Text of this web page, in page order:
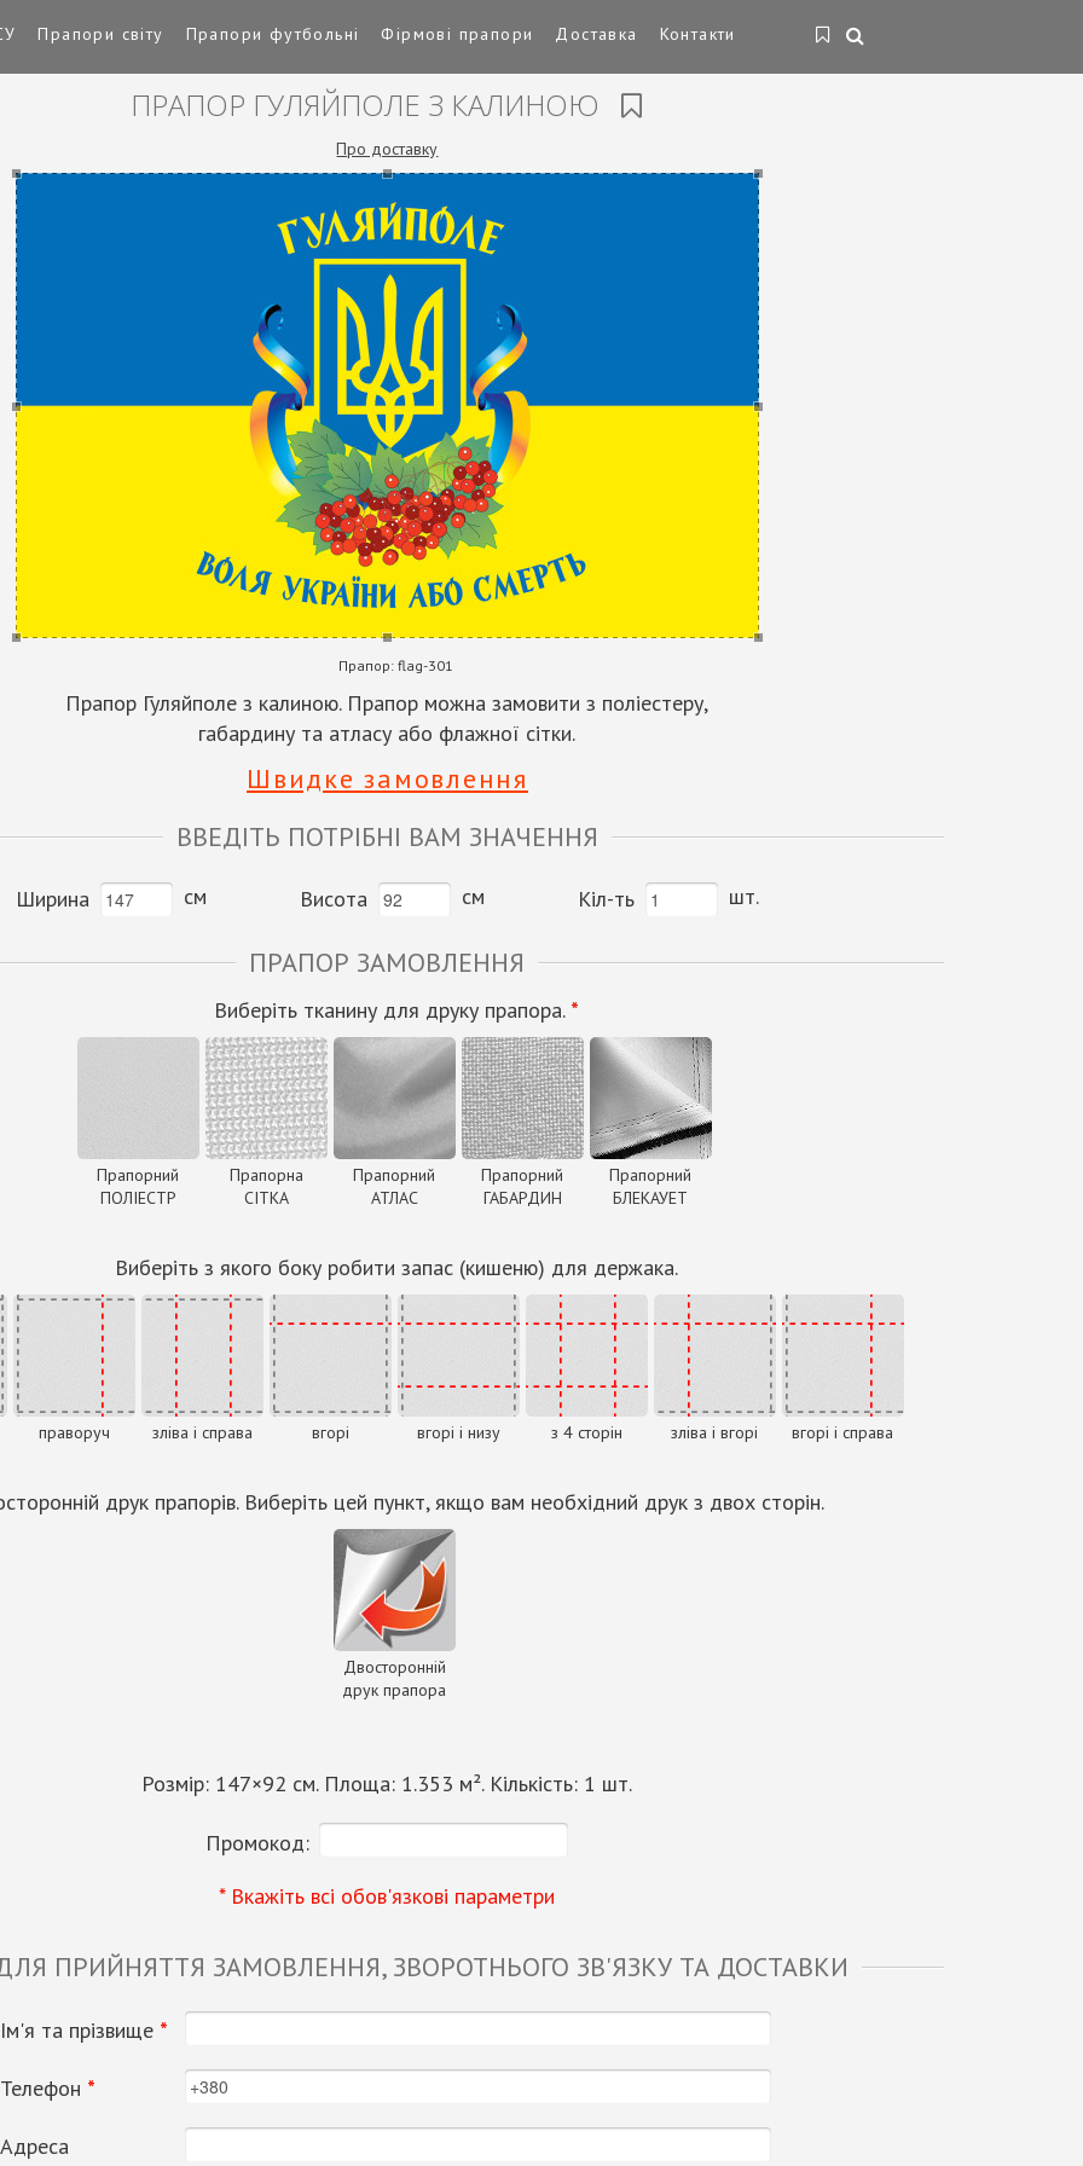
Прапори світу Прапори футбольні Фірмові прапори Доставка Контакти
ПРАПОР ГУЛЯЙПОЛЕ З КАЛИНОЮ
Про доставку
Прапор: flag-301
Прапор Гуляйполе з калиною. Прапор можна замовити з поліестеру,
габардину та атласу або флажної сітки.
Швидке замовлення
ВВЕДІТЬ ПОТРІБНІ ВАМ ЗНАЧЕННЯ
Ширина см Висота см Кіл-ть шт.
ПРАПОР ЗАМОВЛЕННЯ
Виберіть тканину для друку прапора. *
Прапорний
ПОЛІЕСТР
Прапорна
СІТКА
Прапорний
АТЛАС
Прапорний
ГАБАРДИН
Прапорний
БЛЕКАУЕТ
Виберіть з якого боку робити запас (кишеню) для держака.
праворуч зліва і справа вгорі вгорі і низу з 4 сторін зліва і вгорі вгорі і справа
друк прапорів. Виберіть цей пункт, якщо вам необхідний друк з двох сторін.
Двосторонній
друк прапора
Розмір: 147×92 см. Площа: 1.353 м². Кількість: 1 шт.
Промокод:
* Вкажіть всі обов'язкові параметри
ПРИЙНЯТТЯ ЗАМОВЛЕННЯ, ЗВОРОТНЬОГО ЗВ'ЯЗКУ ТА ДОСТАВКИ
Ім'я та прізвище *
Телефон *
Адреса